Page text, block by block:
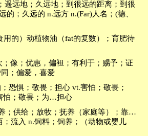
遥远地；久远地；到很远的距离；到很
的；久远的 n.远方 n.(Far)人名；(德、
用的）动植物油（fat的复数）；育肥待
；像；优惠，偏袒；有利于；赐予；证
；偏爱，喜爱
恐惧；敬畏；担心 vt.害怕；敬畏；
怕；敬畏；为…担心
；供给；放牧；抚养（家庭等）；靠…
；流入 n.饲料；饲养；（动物或婴儿